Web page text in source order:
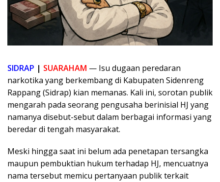
SIDRAP | SUARAHAM — Isu dugaan peredaran
narkotika yang berkembang di Kabupaten Sidenreng
Rappang (Sidrap) kian memanas. Kali ini, sorotan publik
mengarah pada seorang pengusaha berinisial HJ yang
namanya disebut-sebut dalam berbagai informasi yang
beredar di tengah masyarakat.
Meski hingga saat ini belum ada penetapan tersangka
maupun pembuktian hukum terhadap HJ, mencuatnya
nama tersebut memicu pertanyaan publik terkait